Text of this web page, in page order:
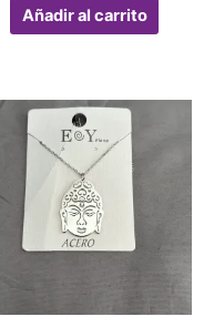
Añadir al carrito